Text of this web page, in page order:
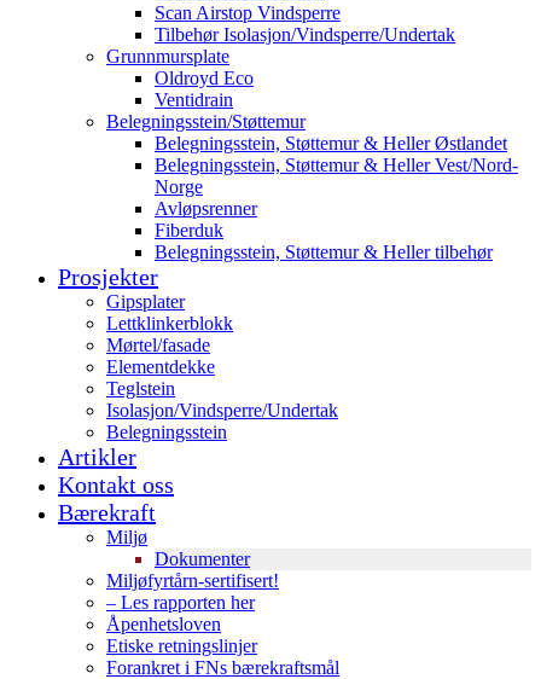
Scan Airstop Vindsperre
Tilbehør Isolasjon/Vindsperre/Undertak
Grunnmursplate
Oldroyd Eco
Ventidrain
Belegningsstein/Støttemur
Belegningsstein, Støttemur & Heller Østlandet
Belegningsstein, Støttemur & Heller Vest/Nord-
Norge
Avløpsrenner
Fiberduk
Belegningsstein, Støttemur & Heller tilbehør
Prosjekter
Gipsplater
Lettklinkerblokk
Mørtel/fasade
Elementdekke
Teglstein
Isolasjon/Vindsperre/Undertak
Belegningsstein
Artikler
Kontakt oss
Bærekraft
Miljø
Dokumenter
Miljøfyrtårn-sertifisert!
– Les rapporten her
Åpenhetsloven
Etiske retningslinjer
Forankret i FNs bærekraftsmål